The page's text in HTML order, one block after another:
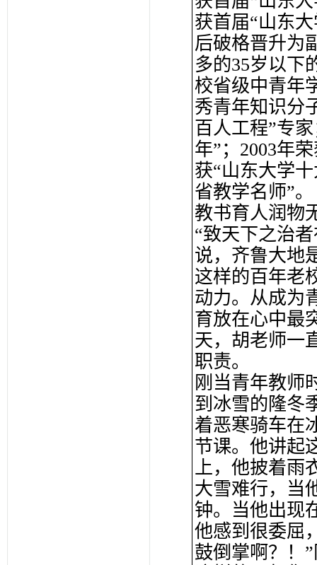
获首届“山东
后破格晋升为
多的35岁以下
校省级中青年
秀青年知识分
百人工程”专
年”；2003年
获“山东大学
省教学名师”。
教书育人润物
“致天下之治
说，齐鲁大地
这样的百年老
动力。从成为
育放在心中最
天，胡老师一
职责。
刚当青年教师
到冰雪的隆冬
着恶寒骑车在
节课。他讲起
上，他披着雨
大雪难行，当
钟。当他出现
他感到很委屈
鼓倒掌啊？！